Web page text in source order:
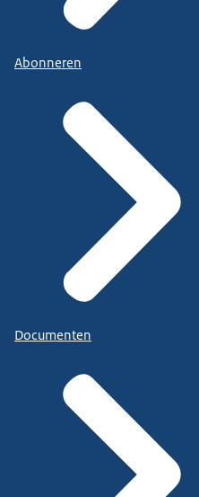
Abonneren
Documenten